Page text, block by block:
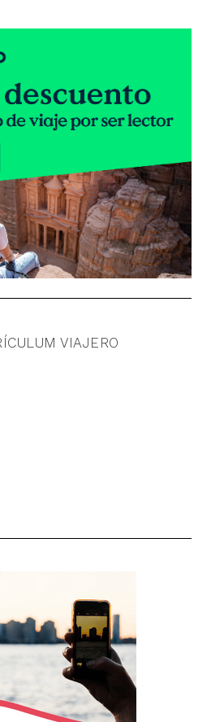
VIAJERO